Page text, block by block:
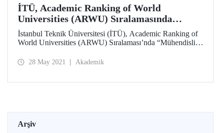
İTÜ, Academic Ranking of World
Universities (ARWU) Sıralamasında
Türkiye’de Beş Alanda 1. Sırada
İstanbul Teknik Üniversitesi (İTÜ), Academic Ranking of
World Universities (ARWU) Sıralaması’nda “Mühendislik
Türkiye’de ise beş farklı alanda birinci sırada yer aldı.
28 May 2021 Akademik
Arşiv